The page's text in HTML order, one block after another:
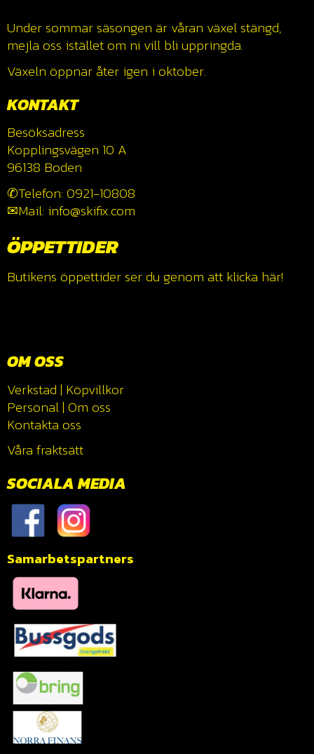
Under sommar säsongen är våran växel stängd,
mejla oss istället om ni vill bli uppringda.
Växeln öppnar åter igen i oktober.
KONTAKT
Besöksadress
Kopplingsvägen 10 A
96138 Boden
✆Telefon: 0921-10808
✉Mail: info@skifix.com
ÖPPETTIDER
Butikens öppettider ser du genom att klicka här!
OM OSS
Verkstad | Köpvillkor
Personal| Om oss
Kontakta oss
Våra fraktsätt
SOCIALA MEDIA
Samarbetspartners